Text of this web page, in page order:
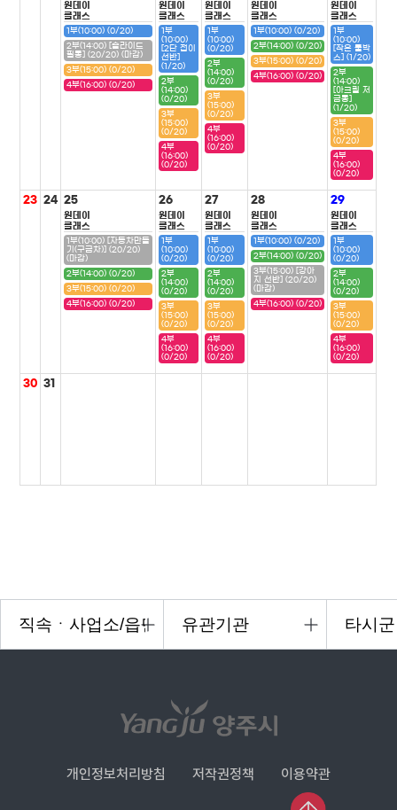
원데이
클래스
1부(10:00) (0/20)
2부(14:00) [슬라이드
필통] (20/20) (마감)
3부(15:00) (0/20)
4부(16:00) (0/20)
원데이
클래스
1부
(10:00)
[2단 접이
선반]
(1/20)
2부
(14:00)
(0/20)
3부
(15:00)
(0/20)
4부
(16:00)
(0/20)
원데이
클래스
1부
(10:00)
(0/20)
2부
(14:00)
(0/20)
3부
(15:00)
(0/20)
4부
(16:00)
(0/20)
원데이
클래스
1부(10:00) (0/20)
2부(14:00) (0/20)
3부(15:00) (0/20)
4부(16:00) (0/20)
원데이
클래스
1부
(10:00)
[작은 툴박
스] (1/20)
2부
(14:00)
[아크릴 저
금통]
(1/20)
3부
(15:00)
(0/20)
4부
(16:00)
(0/20)
23 24 25
원데이
클래스
1부(10:00) [자동차만들
기(구급차)] (20/20)
(마감)
2부(14:00) (0/20)
3부(15:00) (0/20)
4부(16:00) (0/20)
26
원데이
클래스
1부
(10:00)
(0/20)
2부
(14:00)
(0/20)
3부
(15:00)
(0/20)
4부
(16:00)
(0/20)
27
원데이
클래스
1부
(10:00)
(0/20)
2부
(14:00)
(0/20)
3부
(15:00)
(0/20)
4부
(16:00)
(0/20)
28
원데이
클래스
1부(10:00) (0/20)
2부(14:00) (0/20)
3부(15:00) [강아
지 선반] (20/20)
(마감)
4부(16:00) (0/20)
29
원데이
클래스
1부
(10:00)
(0/20)
2부
(14:00)
(0/20)
3부
(15:00)
(0/20)
4부
(16:00)
(0/20)
30 31
개인정보처리방침 저작권정책 이용약관